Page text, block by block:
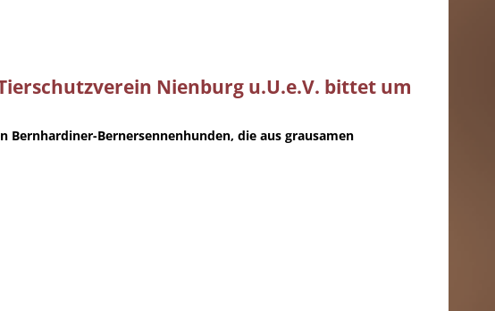
Tierschutzverein Nienburg u.U.e.V. bittet um
Bernersennenhunden, die aus grausamen